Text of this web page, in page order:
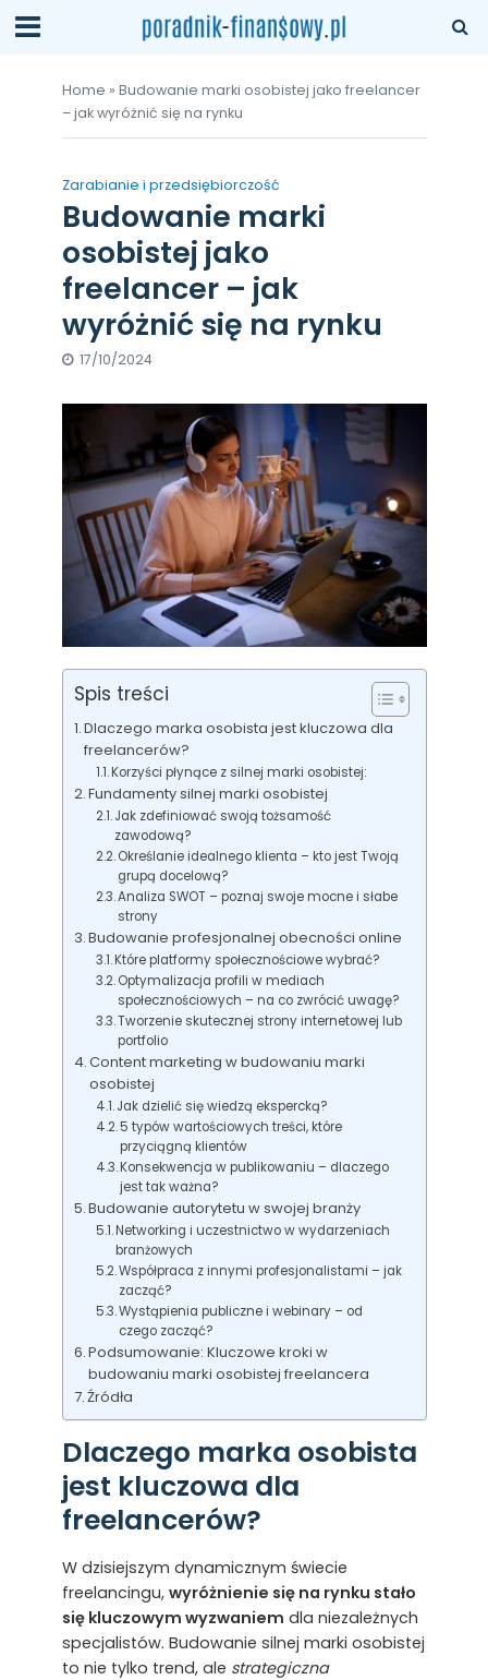
Home » Budowanie marki osobistej jako freelancer
– jak wyróżnić się na rynku
Zarabianie i przedsiębiorczość
Budowanie marki
osobistej jako
freelancer – jak
wyróżnić się na rynku
17/10/2024
Spis treści
Dlaczego marka osobista jest kluczowa dla
freelancerów?
Korzyści płynące z silnej marki osobistej:
Fundamenty silnej marki osobistej
Jak zdefiniować swoją tożsamość
zawodową?
Określanie idealnego klienta – kto jest Twoją
grupą docelową?
Analiza SWOT – poznaj swoje mocne i słabe
strony
Budowanie profesjonalnej obecności online
Które platformy społecznościowe wybrać?
Optymalizacja profili w mediach
społecznościowych – na co zwrócić uwagę?
Tworzenie skutecznej strony internetowej lub
portfolio
Content marketing w budowaniu marki
osobistej
Jak dzielić się wiedzą ekspercką?
5 typów wartościowych treści, które
przyciągną klientów
Konsekwencja w publikowaniu – dlaczego
jest tak ważna?
Budowanie autorytetu w swojej branży
Networking i uczestnictwo w wydarzeniach
branżowych
Współpraca z innymi profesjonalistami – jak
zacząć?
Wystąpienia publiczne i webinary – od
czego zacząć?
Podsumowanie: Kluczowe kroki w
budowaniu marki osobistej freelancera
Źródła
Dlaczego marka osobista
jest kluczowa dla
freelancerów?
W dzisiejszym dynamicznym świecie
freelancingu, wyróżnienie się na rynku stało
się kluczowym wyzwaniem dla niezależnych
specjalistów. Budowanie silnej marki osobistej
to nie tylko trend, ale strategiczna